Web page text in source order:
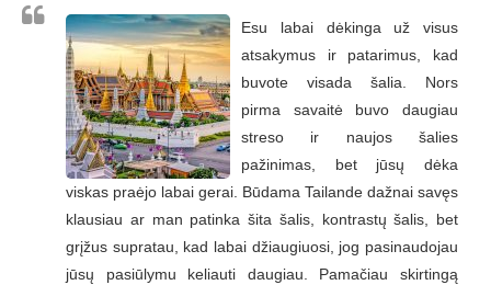
Esu labai dėkinga už visus
atsakymus ir patarimus, kad
buvote visada šalia. Nors
pirma savaitė buvo daugiau
streso ir naujos šalies
pažinimas, bet jūsų dėka
viskas praėjo labai gerai. Būdama Tailande dažnai savęs
klausiau ar man patinka šita šalis, kontrastų šalis, bet
grįžus supratau, kad labai džiaugiuosi, jog pasinaudojau
jūsų pasiūlymu keliauti daugiau. Pamačiau skirtingą